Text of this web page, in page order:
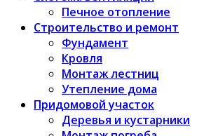
Печное отопление
Строительство и ремонт
Фундамент
Кровля
Монтаж лестниц
Утепление дома
Придомовой участок
Деревья и кустарники